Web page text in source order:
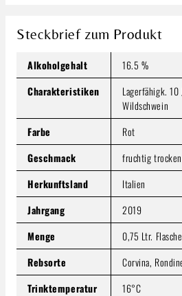
49,99 €
Preise inkl. MwSt. zzgl. Versandkosten
Produkt Anzahl: Gib denIn den
Steckbrief zum Produkt
Alkoholgehalt
16.5 %
Charakteristiken
Lagerfähigk. 10
Wildschwein
Farbe
Rot
Geschmack
fruchtig trocken
Herkunftsland
Italien
Jahrgang
2019
Menge
0,75 Ltr. Flasche
Rebsorte
Corvina,
Trinktemperatur
16°C